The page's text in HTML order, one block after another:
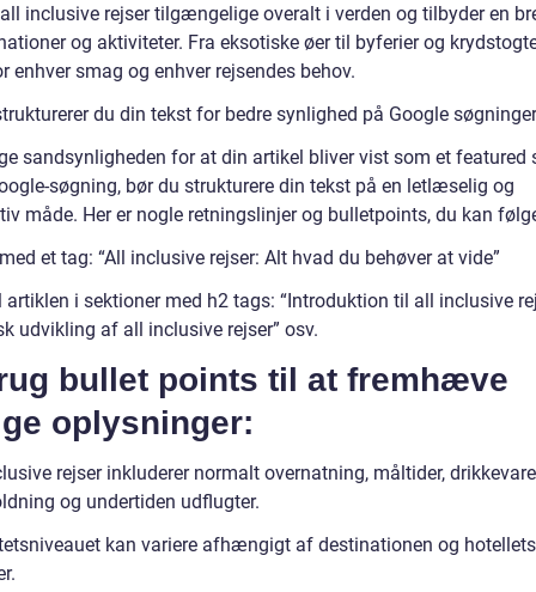
inclusive rejser tilgængelige overalt i verden og tilbyder en
og aktiviteter. Fra eksotiske øer til byferier og
enhver smag og enhver rejsendes behov.
du din tekst for bedre synlighed på Google søgninger
sandsynligheden for at din artikel bliver vist som et featured
søgning, bør du strukturere din tekst på en letlæselig og
måde. Her er nogle retningslinjer og bulletpoints, du kan
et tag: “All inclusive rejser: Alt hvad du behøver at vide”
artiklen i sektioner med h2 tags: “Introduktion til all inclusive
udvikling af all inclusive rejser” osv.
bullet points til at fremhæve
oplysninger:
rejser inkluderer normalt overnatning, måltider,
og undertiden udflugter.
kan variere afhængigt af destinationen og hotellets